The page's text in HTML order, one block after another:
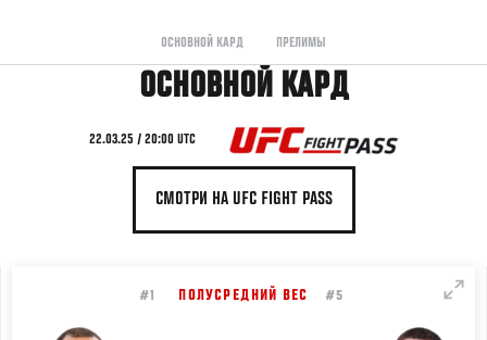
ОСНОВНОЙ КАРД ПРЕЛИМЫ
ОСНОВНОЙ КАРД
22.03.25 / 20:00 UTC
СМОТРИ НА UFC FIGHT PASS
#1 ПОЛУСРЕДНИЙ ВЕС #5